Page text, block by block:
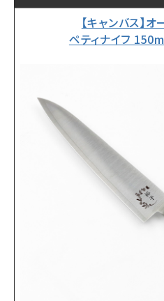
【キャンバス】
ペティナイフ